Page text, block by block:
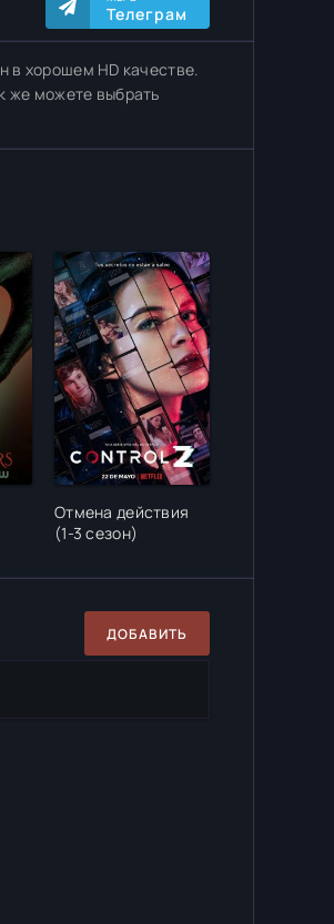
Телеграм
в хорошем HD качестве.
же можете выбрать
Отмена действия
(1-3 сезон)
ДОБАВИТЬ